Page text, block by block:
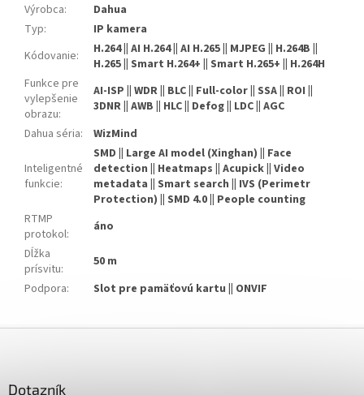
Výrobca:
Dahua
Typ:
IP kamera
Kódovanie:
H.264 || AI H.264 || AI H.265 || MJPEG || H.264B ||
H.265 || Smart H.264+ || Smart H.265+ || H.264H
Funkce pre
vylepšenie
obrazu:
AI-ISP || WDR || BLC || Full-color || SSA || ROI ||
3DNR || AWB || HLC || Defog || LDC || AGC
Dahua séria: WizMind
Inteligentné
funkcie:
SMD || Large AI model (Xinghan) || Face
detection || Heatmaps || Acupick || Video
metadata || Smart search || IVS (Perimetr
Protection) || SMD 4.0 || People counting
RTMP
protokol:
áno
Dĺžka
prísvitu:
50 m
Podpora: Slot pre pamäťovú kartu || ONVIF
Dotazník